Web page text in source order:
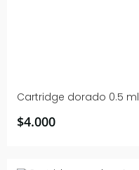
Cartridge dorado 0.5 ml
$4.000